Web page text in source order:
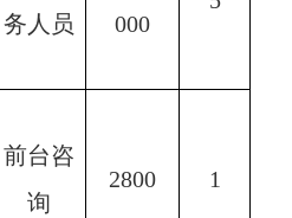
务人员
000
前台咨
询
2800 1